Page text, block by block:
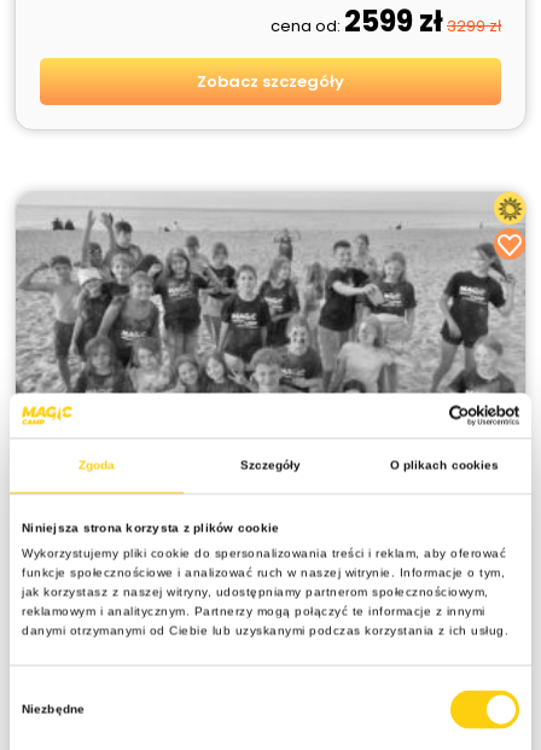
Zgoda Szczegóły O plikach cookies
Niniejsza strona korzysta z plików cookie
Wykorzystujemy pliki cookie do spersonalizowania treści i reklam, aby oferować
funkcje społecznościowe i analizować ruch w naszej witrynie. Informacje o tym,
jak korzystasz z naszej witryny, udostępniamy partnerom społecznościowym,
reklamowym i analitycznym. Partnerzy mogą połączyć te informacje z innymi
danymi otrzymanymi od Ciebie lub uzyskanymi podczas korzystania z ich usług.
Niezbędne
cena od: 2599 zł3299 zł
Zobacz szczegóły
SPRZEDANE
Wakacyjny Chill– kolonia nad morzem na
relaksie w Rowach
10 dni
7 -12 lat
Polska | Rowy